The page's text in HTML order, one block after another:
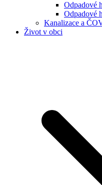
Odpadové
Odpadové
Kanalizace a
Život v obci